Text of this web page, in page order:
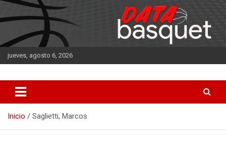
Saltar
al
contenido
jueves, agosto 6, 2026
DATA Basquet
Inicio Saglietti, Marcos